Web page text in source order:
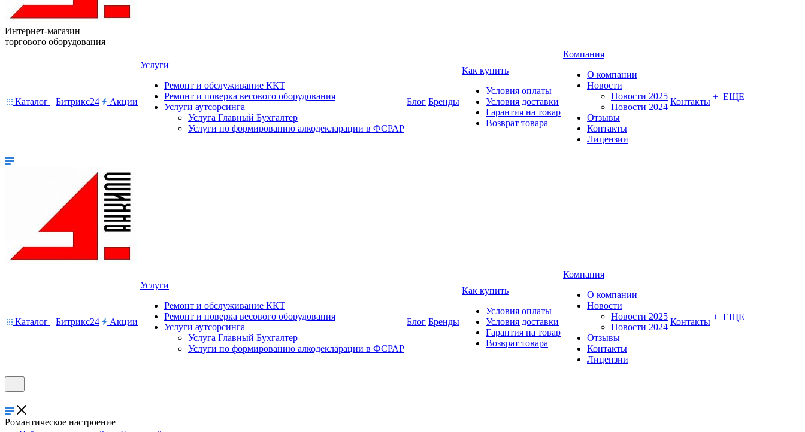
Интернет-магазин
торгового оборудования
Каталог Битрикс24 Акции
Услуги
Ремонт и обслуживание ККТ
Ремонт и поверка весового оборудования
Услуги аутсорсинга
Услуга Главный Бухгалтер
Услуги по формированию алкодекларации в ФСРАР
Блог Бренды
Как купить
Условия оплаты
Условия доставки
Гарантия на товар
Возврат товара
Компания
О компании
Новости
Новости 2025
Новости 2024
Отзывы
Контакты
Лицензии
Контакты + ЕЩЕ
Каталог Битрикс24 Акции
Услуги
Ремонт и обслуживание ККТ
Ремонт и поверка весового оборудования
Услуги аутсорсинга
Услуга Главный Бухгалтер
Услуги по формированию алкодекларации в ФСРАР
Блог Бренды
Как купить
Условия оплаты
Условия доставки
Гарантия на товар
Возврат товара
Компания
О компании
Новости
Новости 2025
Новости 2024
Отзывы
Контакты
Лицензии
Контакты + ЕЩЕ
Романтическое настроение